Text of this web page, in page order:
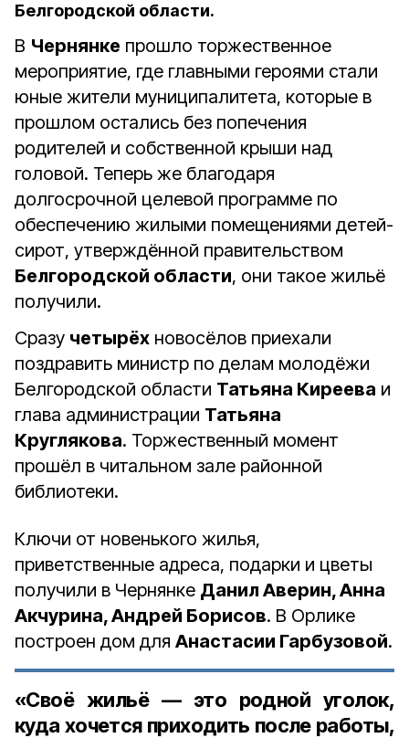
Белгородской области.
В Чернянке прошло торжественное
мероприятие, где главными героями стали
юные жители муниципалитета, которые в
прошлом остались без попечения
родителей и собственной крыши над
головой. Теперь же благодаря
долгосрочной целевой программе по
обеспечению жилыми помещениями детей-
сирот, утверждённой правительством
Белгородской области, они такое жильё
получили.
Сразу четырёх новосёлов приехали
поздравить министр по делам молодёжи
Белгородской области Татьяна Киреева и
глава администрации Татьяна
Круглякова. Торжественный момент
прошёл в читальном зале районной
библиотеки.
Ключи от новенького жилья,
приветственные адреса, подарки и цветы
получили в Чернянке Данил Аверин, Анна
Акчурина, Андрей Борисов. В Орлике
построен дом для Анастасии Гарбузовой.
«Своё жильё — это родной уголок,
куда хочется приходить после работы,